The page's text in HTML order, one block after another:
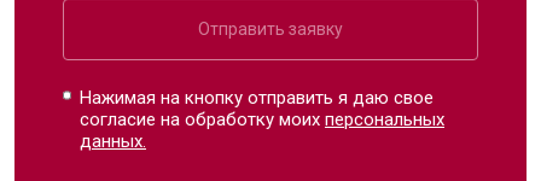
Отправить заявку
Нажимая на кнопку отправить я даю свое
согласие на обработку моихперсональных
данных.